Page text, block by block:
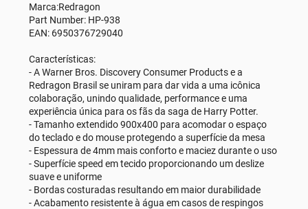
Marca:Redragon
Part Number: HP-938
EAN: 6950376729040
Características:
- A Warner Bros. Discovery Consumer Products e a
Redragon Brasil se uniram para dar vida a uma icônica
colaboração, unindo qualidade, performance e uma
experiência única para os fãs da saga de Harry Potter.
- Tamanho extendido 900x400 para acomodar o espaço
do teclado e do mouse protegendo a superfície da mesa
- Espessura de 4mm mais conforto e maciez durante o uso
- Superfície speed em tecido proporcionando um deslize
suave e uniforme
- Bordas costuradas resultando em maior durabilidade
- Acabamento resistente à água em casos de respingos